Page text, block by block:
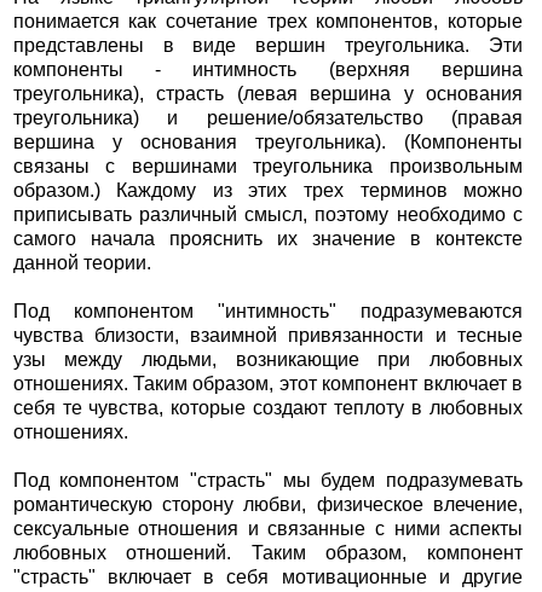
понимается как сочетание трех компонентов, которые
представлены в виде вершин треугольника. Эти
компоненты - интимность (верхняя вершина
треугольника), страсть (левая вершина у основания
треугольника) и решение/обязательство (правая
вершина у основания треугольника). (Компоненты
связаны с вершинами треугольника произвольным
образом.) Каждому из этих трех терминов можно
приписывать различный смысл, поэтому необходимо с
самого начала прояснить их значение в контексте
данной теории.
Под компонентом "интимность" подразумеваются
чувства близости, взаимной привязанности и тесные
узы между людьми, возникающие при любовных
отношениях. Таким образом, этот компонент включает в
себя те чувства, которые создают теплоту в любовных
отношениях.
Под компонентом "страсть" мы будем подразумевать
романтическую сторону любви, физическое влечение,
сексуальные отношения и связанные с ними аспекты
любовных отношений. Таким образом, компонент
"страсть" включает в себя мотивационные и другие